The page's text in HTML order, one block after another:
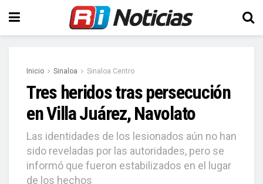
Inicio Sinaloa Sinaloa Centro
Tres heridos tras persecución
en Villa Juárez, Navolato
Las identidades de los lesionados aún no han
sido reveladas por las autoridades, pero se
informó que fueron estabilizados en el lugar
de los hechos